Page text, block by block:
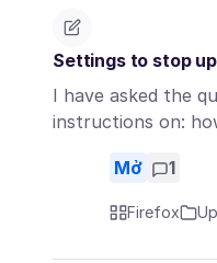
Settings to stop
I have asked the
instructions on:
Mở 1
Firefox